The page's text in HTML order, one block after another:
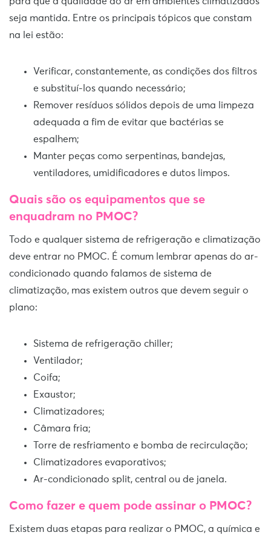
seja mantida. Entre os principais tópicos que constam
na lei estão:
Verificar, constantemente, as condições dos filtros
e substituí-los quando necessário;
Remover resíduos sólidos depois de uma limpeza
adequada a fim de evitar que bactérias se
espalhem;
Manter peças como serpentinas, bandejas,
ventiladores, umidificadores e dutos limpos.
Quais são os equipamentos que se
enquadram no PMOC?
Todo e qualquer sistema de refrigeração e climatização
deve entrar no PMOC. É comum lembrar apenas do ar-
condicionado quando falamos de sistema de
climatização, mas existem outros que devem seguir o
plano:
Sistema de refrigeração chiller;
Ventilador;
Coifa;
Exaustor;
Climatizadores;
Câmara fria;
Torre de resfriamento e bomba de recirculação;
Climatizadores evaporativos;
Ar-condicionado split, central ou de janela.
Como fazer e quem pode assinar o PMOC?
Existem duas etapas para realizar o PMOC, a química e